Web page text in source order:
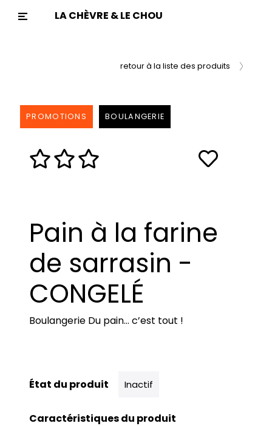
LA CHÈVRE & LE CHOU
PROMOTIONS BOULANGERIE
retour à la liste des produits
Pain à la farine
de sarrasin -
CONGELÉ
Boulangerie Du pain… c’est tout !
État du produit Inactif
Caractéristiques du produit